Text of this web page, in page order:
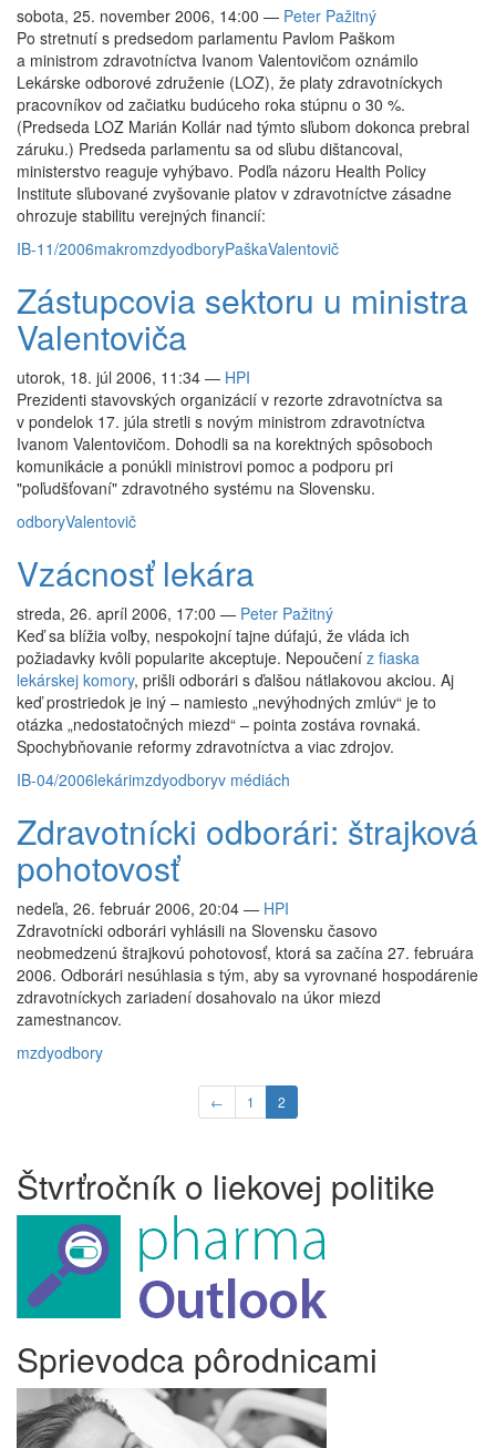
sobota, 25. november 2006, 14:00 — Peter Pažitný
Po stretnutí s predsedom parlamentu Pavlom Paškom
a ministrom zdravotníctva Ivanom Valentovičom oznámilo
Lekárske odborové združenie (LOZ), že platy zdravotníckych
pracovníkov od začiatku budúceho roka stúpnu o 30 %.
(Predseda LOZ Marián Kollár nad týmto sľubom dokonca prebral
záruku.) Predseda parlamentu sa od sľubu dištancoval,
ministerstvo reaguje vyhýbavo. Podľa názoru Health Policy
Institute sľubované zvyšovanie platov v zdravotníctve zásadne
ohrozuje stabilitu verejných financií:
IB-11/2006makromzdyodboryPaškaValentovič
Zástupcovia sektoru u ministra
Valentoviča
utorok, 18. júl 2006, 11:34 — HPI
Prezidenti stavovských organizácií v rezorte zdravotníctva sa
v pondelok 17. júla stretli s novým ministrom zdravotníctva
Ivanom Valentovičom. Dohodli sa na korektných spôsoboch
komunikácie a ponúkli ministrovi pomoc a podporu pri
"poľudšťovaní" zdravotného systému na Slovensku.
odboryValentovič
Vzácnosť lekára
streda, 26. apríl 2006, 17:00 — Peter Pažitný
Keď sa blížia voľby, nespokojní tajne dúfajú, že vláda ich
požiadavky kvôli popularite akceptuje. Nepoučení z fiaska
lekárskej komory, prišli odborári s ďalšou nátlakovou akciou. Aj
keď prostriedok je iný – namiesto „nevýhodných zmlúv“ je to
otázka „nedostatočných miezd“ – pointa zostáva rovnaká.
Spochybňovanie reformy zdravotníctva a viac zdrojov.
IB-04/2006lekárimzdyodboryv médiách
Zdravotnícki odborári: štrajková
pohotovosť
nedeľa, 26. február 2006, 20:04 — HPI
Zdravotnícki odborári vyhlásili na Slovensku časovo
neobmedzenú štrajkovú pohotovosť, ktorá sa začína 27. februára
2006. Odborári nesúhlasia s tým, aby sa vyrovnané hospodárenie
zdravotníckych zariadení dosahovalo na úkor miezd
zamestnancov.
mzdyodbory
← 1 2
Štvrťročník o liekovej politike
Sprievodca pôrodnicami